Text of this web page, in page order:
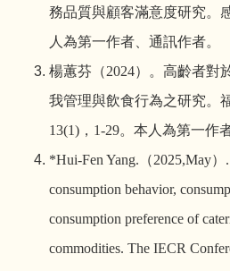
務品質與顧客滿意度研究。
人為第一作者、通訊作者。
楊蕙芬 （2024） 。 高齡者對
我管理與飲食行為之研究。
13(1) ， 1-29。 本人為第一作
*Hui-Fen Yang. （2025,May） .
consumption behavior,
consumption preference of
commodities. The IECR